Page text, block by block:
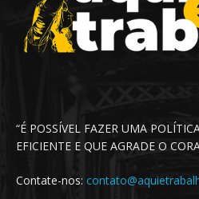
“É POSSÍVEL FAZER UMA
EFICIENTE E QUE AGRADE O
Contate-nos: